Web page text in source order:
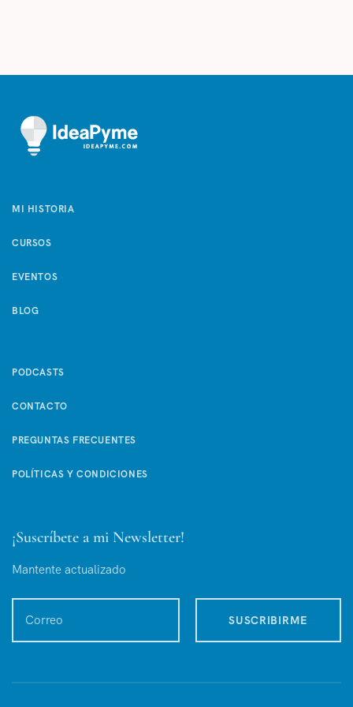
MI HISTORIA
CURSOS
EVENTOS
BLOG
PODCASTS
CONTACTO
PREGUNTAS FRECUENTES
POLÍTICAS Y CONDICIONES
¡Suscríbete a mi Newsletter!
Mantente actualizado